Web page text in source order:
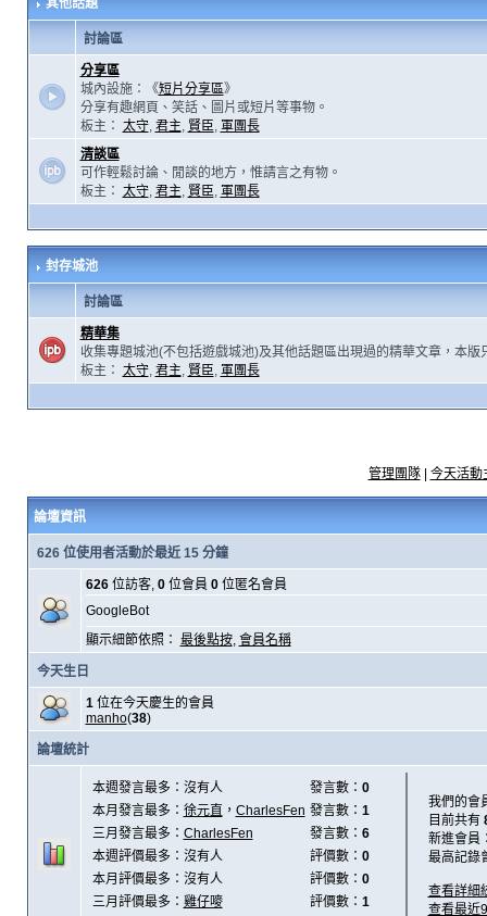
其他話題
討論區
分享區
城內設施：《短片分享區》
分享有趣網頁、笑話、圖片或短片等事物。
板主： 太守, 君主, 賢臣, 軍團長
清談區
可作輕鬆討論、閒談的地方，惟請言之有物。
板主： 太守, 君主, 賢臣, 軍團長
封存城池
討論區
精華集
收集專題城池(不包括遊戲城池)及其他話題區出現過的精華文章，本版
板主： 太守, 君主, 賢臣, 軍團長
管理團隊| 今天活動
論壇資訊
626 位使用者活動於最近 15 分鐘
626位訪客, 0位會員 0位匿名會員
GoogleBot
顯示細節依照： 最後點按, 會員名稱
今天生日
1位在今天慶生的會員
manho(38)
論壇統計
本週發言最多：沒有人 發言數： 0
本月發言最多： 徐元直 ， CharlesFen 發言數： 1
三月發言最多： CharlesFen 發言數： 6
本週評價最多：沒有人
評價數： 0
本月評價最多：沒有人
評價數： 0
三月評價最多： 雞仔嘜 評價數： 1
我們的會
目前共有
新進會員
最高記錄
查看詳細
查看最近